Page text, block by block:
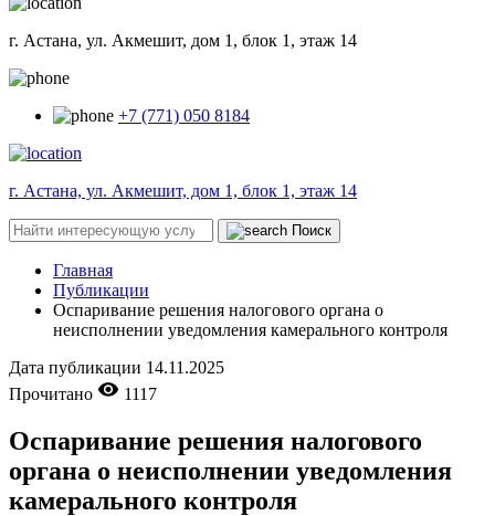
г. Астана, ул. Акмешит, дом 1, блок 1, этаж 14
+7 (771) 050 8184
г. Астана, ул. Акмешит, дом 1, блок 1, этаж 14
Поиск
Главная
Публикации
Оспаривание решения налогового органа о
неисполнении уведомления камерального контроля
Дата публикации 14.11.2025
Прочитано
1117
Оспаривание решения налогового
органа о неисполнении уведомления
камерального контроля